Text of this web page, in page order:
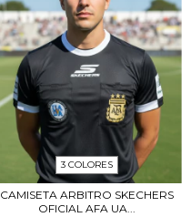
3 COLORES
CAMISETA ARBITRO SKECHERS
OFICIAL AFA UA...